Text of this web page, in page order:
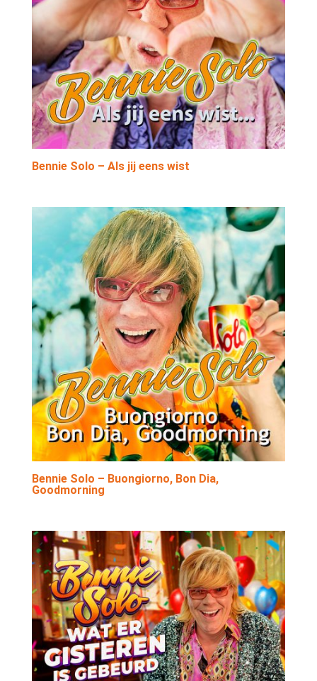
Bennie Solo – Als jij eens wist
Bennie Solo – Buongiorno, Bon Dia,
Goodmorning